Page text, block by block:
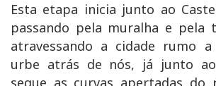
Esta etapa inicia junto ao
passando pela muralha e pela
atravessando a cidade rumo
urbe atrás de nós, já junto